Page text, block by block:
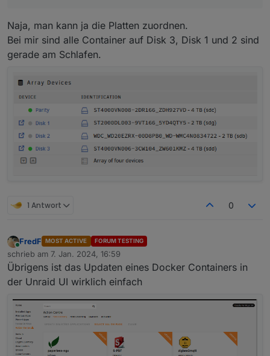
Naja, man kann ja die Platten zuordnen.
Bei mir sind alle Container auf Disk 3, Disk 1 und 2 sind
gerade am Schlafen.
1 Antwort 0
Online
FredF MOST ACTIVE FORUM TESTING
schrieb am 7. Jan. 2024, 16:59
zuletzt editiert von
Übrigens ist das Updaten eines Docker Containers in
der Unraid UI wirklich einfach